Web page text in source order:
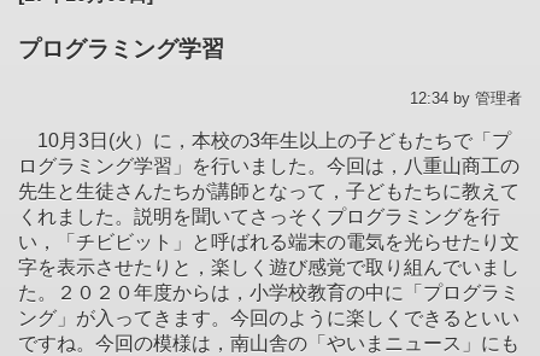
プログラミング学習
12:34 by 管理者
10月3日(火）に，本校の3年生以上の子どもたちで「プ
ログラミング学習」を行いました。今回は，八重山商工の
先生と生徒さんたちが講師となって，子どもたちに教えて
くれました。説明を聞いてさっそくプログラミングを行
い，「チビビット」と呼ばれる端末の電気を光らせたり文
字を表示させたりと，楽しく遊び感覚で取り組んでいまし
た。２０２０年度からは，小学校教育の中に「プログラミ
ング」が入ってきます。今回のように楽しくできるといい
ですね。今回の模様は，南山舎の「やいまニュース」にも